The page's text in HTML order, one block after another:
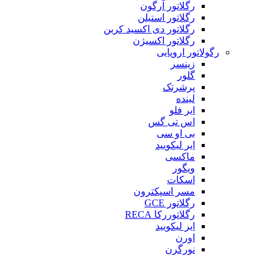
رگلاتور آرگون
رگلاتور استیلن
رگلاتور دی اکسید کربن
رگلاتور اکسیژن
رگولاتور اروپایی
زینسر
گلور
پرشرتک
لینده
ایر فلو
اس تی گس
بی او سی
ایر لیکویید
ماکسی
ویگور
اسکات
مسر اسپکترون
رگلاتور GCE
رگلاتوررکا RECA
ایر لیکویید
اورن
نورگرن